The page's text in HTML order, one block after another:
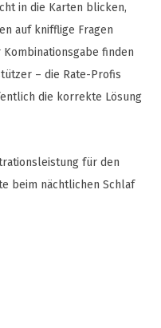
in die Karten blicken,
auf knifflige Fragen
finden
– die Rate-Profis
die korrekte Lösung
für den
beim nächtlichen Schlaf